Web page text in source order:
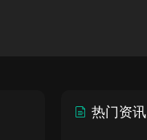
热门资讯